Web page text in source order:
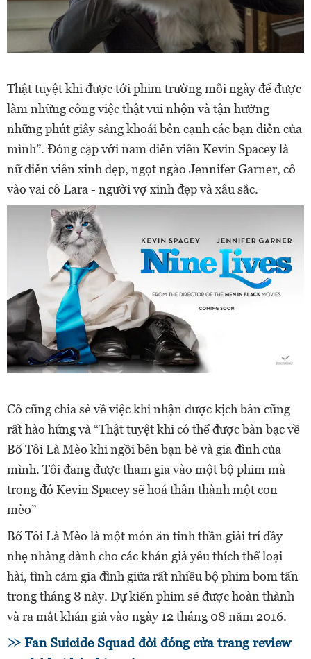
Thật tuyệt khi được tới phim trường mỗi ngày để được
làm những công việc thật vui nhộn và tận hưởng
những phút giây sảng khoái bên cạnh các bạn diễn của
mình”. Đóng cặp với nam diễn viên Kevin Spacey là
nữ diễn viên xinh đẹp, ngọt ngào Jennifer Garner, cô
vào vai cô Lara - người vợ xinh đẹp và xâu sắc.
Cô cũng chia sẻ về việc khi nhận được kịch bản cũng
rất hào hứng và “Thật tuyệt khi có thể được bàn bạc về
Bố Tôi Là Mèo khi ngồi bên bạn bè và gia đình của
mình. Tôi đang được tham gia vào một bộ phim mà
trong đó Kevin Spacey sẽ hoá thân thành một con
mèo”
Bố Tôi Là Mèo là một món ăn tinh thần giải trí đầy
nhẹ nhàng dành cho các khán giả yêu thích thể loại
hài, tình cảm gia đình giữa rất nhiều bộ phim bom tấn
trong tháng 8 này. Dự kiến phim sẽ được hoàn thành
và ra mắt khán giả vào ngày 12 tháng 08 năm 2016.
Fan Suicide Squad đòi đóng cửa trang review